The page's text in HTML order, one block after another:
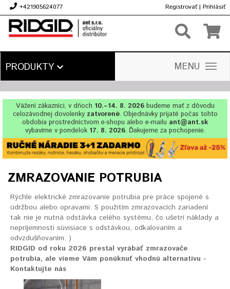
+421905624077 Registrovať | Prihlásiť
PRODUKTY MENU
Vážení zákazníci, v dňoch 10.–14. 8. 2026budeme mať z dôvodu
celozávodnej dovolenkyzatvorené. Objednávky prijaté počas tohto
obdobia prostredníctvom e-shopu alebo e-mailu ant@ant.sk
vybavíme v pondelok 17. 8. 2026. Ďakujeme za pochopenie.
ZMRAZOVANIE POTRUBIA
Rýchle elektrické zmrazovanie potrubia pre práce spojené s
údržbou alebo opravami. S použitím zmrazovacích zariadení
tak nie je nutná odstávka celého systému, čo ušetrí náklady a
nepríjemnosti súvisiace s odstávkou, odkalovaním a
odvzdušňovaním. )
RIDGID od roku 2026 prestal vyrábať zmrazovače
potrubia, ale vieme Vám ponúknuť vhodnú alternatívu -
Kontaktujte nás